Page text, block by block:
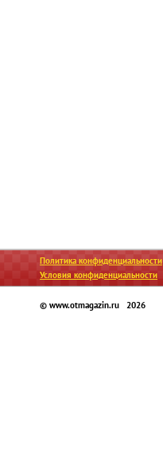
Политика конфиденциальности
Условия конфиденциальности
© www.otmagazin.ru 2026